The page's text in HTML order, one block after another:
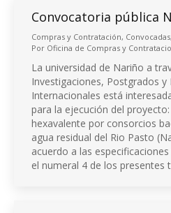
Convocatoria pública
Compras y Contratación, Convocadas,
Por Oficina de Compras y
La universidad de Nariño a
Investigaciones, Postgrados y
Internacionales está
para la ejecución del
hexavalente por consorcios
agua residual del Rio Pasto
acuerdo a las
el numeral 4 de los presentes